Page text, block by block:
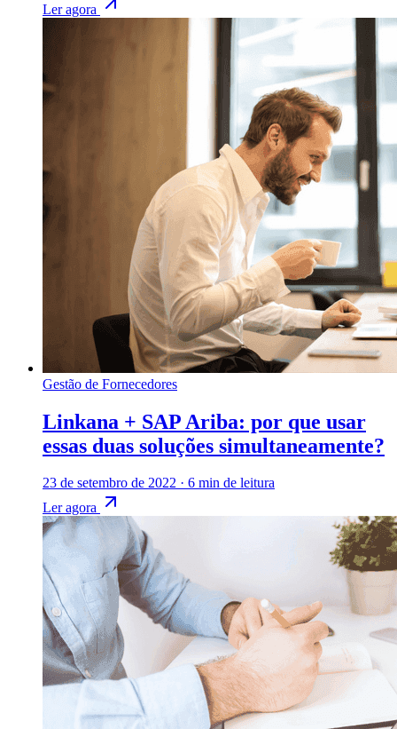
Ler agora
Gestão de Fornecedores
Linkana + SAP Ariba: por que usar
essas duas soluções simultaneamente?
23 de setembro de 2022 · 6 min de leitura
Ler agora